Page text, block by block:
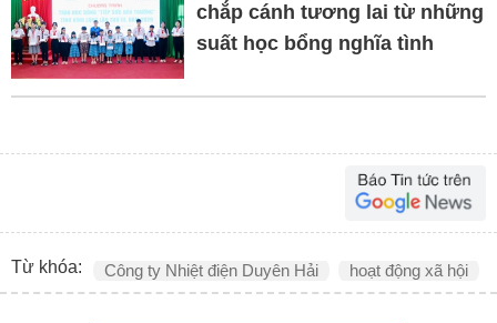
chắp cánh tương lai từ những
suất học bổng nghĩa tình
Từ khóa: Công ty Nhiệt điện Duyên Hải hoạt động xã hội